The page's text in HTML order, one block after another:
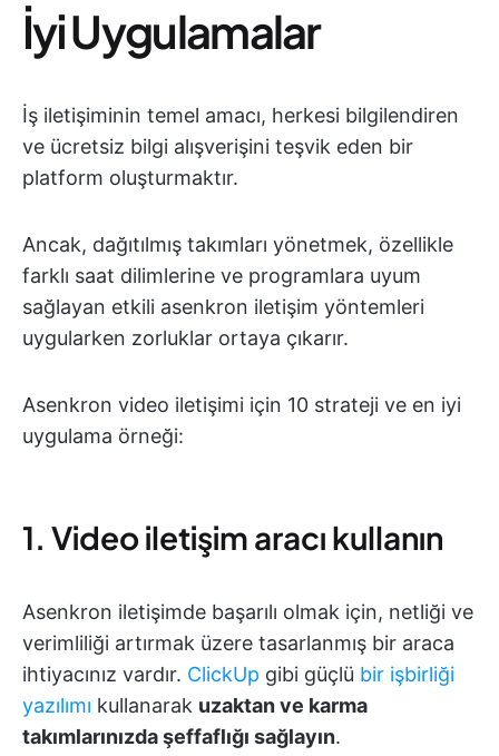
İyi Uygulamalar
İş iletişiminin temel amacı, herkesi bilgilendiren
ve ücretsiz bilgi alışverişini teşvik eden bir
platform oluşturmaktır.
Ancak, dağıtılmış takımları yönetmek, özellikle
farklı saat dilimlerine ve programlara uyum
sağlayan etkili asenkron iletişim yöntemleri
uygularken zorluklar ortaya çıkarır.
Asenkron video iletişimi için 10 strateji ve en iyi
uygulama örneği:
1. Video iletişim aracı kullanın
Asenkron iletişimde başarılı olmak için, netliği ve
verimliliği artırmak üzere tasarlanmış bir araca
ihtiyacınız vardır. ClickUp gibi güçlü bir işbirliği
yazılımı kullanarak uzaktan ve karma
takımlarınızda şeffaflığı sağlayın.